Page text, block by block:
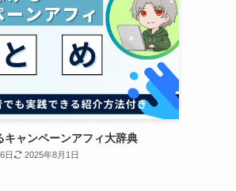
キャンペーンアフィ大辞典
日 2025年8月1日